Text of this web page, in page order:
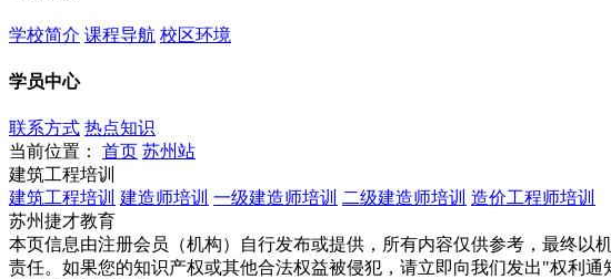
学校简介 课程导航 校区环境
学员中心
联系方式 热点知识
当前位置：
首页 苏州站
建筑工程培训
建筑工程培训 建造师培训 一级建造师培训 二级建造师培训 造价工程师培训
苏州捷才教育
本页信息由注册会员（机构）自行发布或提供，所有内容仅供参考，最终
责任。如果您的知识产权或其他合法权益被侵犯，请立即向我们发出"权利